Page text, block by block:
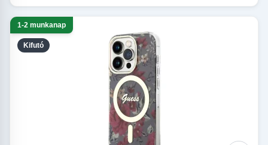
Kifutó
1-2 munkanap